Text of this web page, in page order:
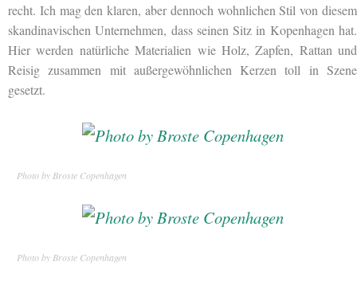
recht. Ich mag den klaren, aber dennoch wohnlichen Stil von diesem
skandinavischen Unternehmen, dass seinen Sitz in Kopenhagen hat.
Hier werden natürliche Materialien wie Holz, Zapfen, Rattan und
Reisig zusammen mit außergewöhnlichen Kerzen toll in Szene
gesetzt.
Photo by Broste Copenhagen
Photo by Broste Copenhagen